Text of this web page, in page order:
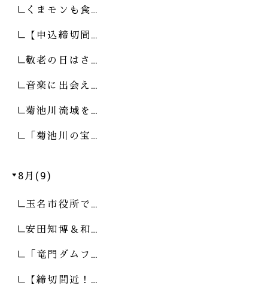
くまモンも食…
【申込締切間…
敬老の日はさ…
音楽に出会え…
菊池川流域を…
「菊池川の宝…
8月(9)
玉名市役所で…
安田知博＆和…
「竜門ダムフ…
【締切間近！…